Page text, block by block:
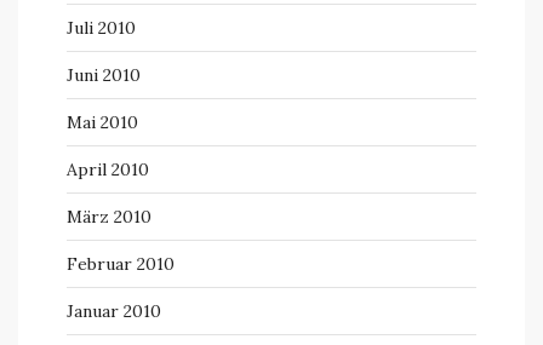
Juli 2010
Juni 2010
Mai 2010
April 2010
März 2010
Februar 2010
Januar 2010